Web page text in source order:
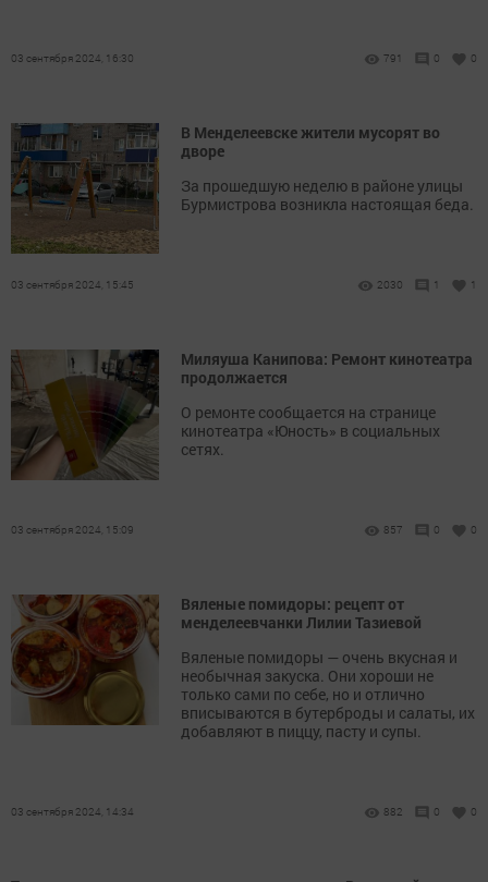
03 сентября 2024, 16:30 791 0 0
В Менделеевске жители мусорят во
дворе
За прошедшую неделю в районе улицы
Бурмистрова возникла настоящая беда.
03 сентября 2024, 15:45 2030 1 1
Миляуша Канипова: Ремонт кинотеатра
продолжается
О ремонте сообщается на странице
кинотеатра «Юность» в социальных
сетях.
03 сентября 2024, 15:09 857 0 0
Вяленые помидоры: рецепт от
менделеевчанки Лилии Тазиевой
Вяленые помидоры — очень вкусная и
необычная закуска. Они хороши не
только сами по себе, но и отлично
вписываются в бутерброды и салаты, их
добавляют в пиццу, пасту и супы.
03 сентября 2024, 14:34 882 0 0